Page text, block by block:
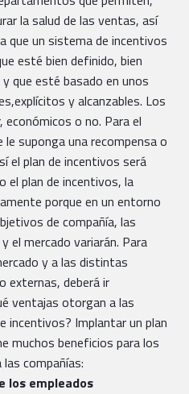
la salud de las ventas, así
que un sistema de incentivos
esté bien definido, bien
que esté basado en unos
y alcanzables. Los
o no. Para el
suponga una recompensa o
el plan de incentivos será
el plan de incentivos, la
porque en un entorno
de compañía, las
el mercado variarán. Para
y a las distintas
externas, deberá ir
ventajas otorgan a las
incentivos? Implantar un plan
muchos beneficios para los
compañías:
los empleados